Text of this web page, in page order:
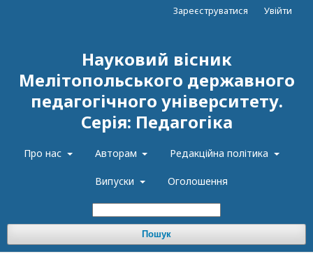
Науковий вісник
Мелітопольського державного
педагогічного університету.
Серія: Педагогіка
Про нас Авторам Редакційна політика
Випуски Оголошення
Пошук
Зареєструватися Увійти